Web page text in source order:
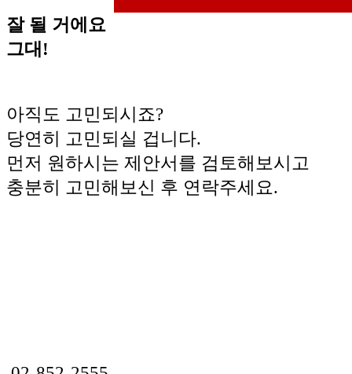
잘 될 거에요
그대!
아직도 고민되시죠?
당연히 고민되실 겁니다.
먼저 원하시는 제안서를 검토해보시고
충분히 고민해보신 후 연락주세요.